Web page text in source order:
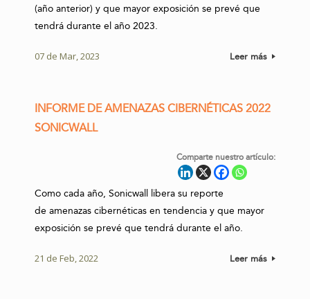
(año anterior) y que mayor exposición se prevé que
tendrá durante el año 2023.
07 de Mar, 2023 Leer más
INFORME DE AMENAZAS CIBERNÉTICAS 2022
SONICWALL
Comparte nuestro artículo:
Como cada año, Sonicwall libera su reporte
de amenazas cibernéticas en tendencia y que mayor
exposición se prevé que tendrá durante el año.
21 de Feb, 2022 Leer más